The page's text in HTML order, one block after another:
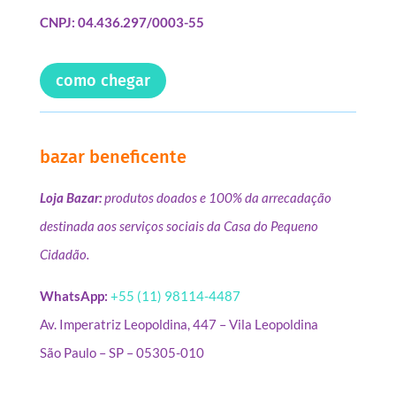
CNPJ: 04.436.297/0003-55
como chegar
bazar beneficente
Loja Bazar:produtos doados e 100% da arrecadação
destinada aos serviços sociais da Casa do Pequeno
Cidadão.
WhatsApp: +55 (11) 98114-4487
Av. Imperatriz Leopoldina, 447 – Vila Leopoldina
São Paulo – SP – 05305-010